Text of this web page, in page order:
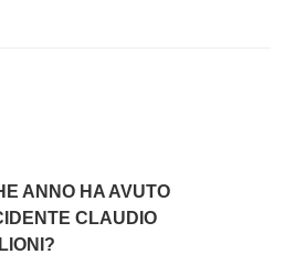
ANNO HA AVUTO
CLAUDIO